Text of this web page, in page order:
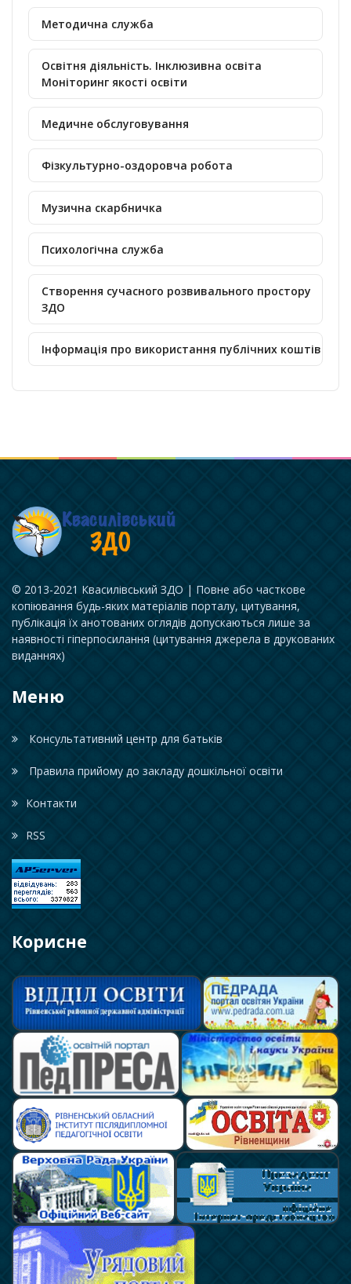
Методична служба
Освітня діяльність. Інклюзивна освіта
Моніторинг якості освіти
Медичне обслуговування
Фізкультурно-оздоровча робота
Музична скарбничка
Психологічна служба
Створення сучасного розвивального простору
ЗДО
Інформація про використання публічних коштів
© 2013-2021 Квасилівський ЗДО | Повне або часткове
копіювання будь-яких матеріалів порталу, цитування,
публікація їх анотованих оглядів допускаються лише за
наявності гіперпосилання (цитування джерела в друкованих
виданнях)
Меню
Консультативний центр для батьків
Правила прийому до закладу дошкільної освіти
Контакти
RSS
Корисне